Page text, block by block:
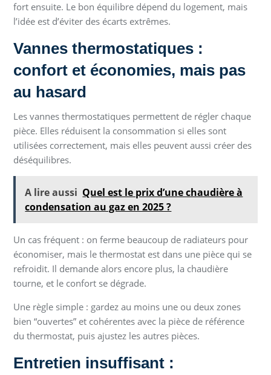
fort ensuite. Le bon équilibre dépend du logement, mais
l’idée est d’éviter des écarts extrêmes.
Vannes thermostatiques :
confort et économies, mais pas
au hasard
Les vannes thermostatiques permettent de régler chaque
pièce. Elles réduisent la consommation si elles sont
utilisées correctement, mais elles peuvent aussi créer des
déséquilibres.
A lire aussi Quel est le prix d’une chaudière à
condensation au gaz en 2025 ?
Un cas fréquent : on ferme beaucoup de radiateurs pour
économiser, mais le thermostat est dans une pièce qui se
refroidit. Il demande alors encore plus, la chaudière
tourne, et le confort se dégrade.
Une règle simple : gardez au moins une ou deux zones
bien “ouvertes” et cohérentes avec la pièce de référence
du thermostat, puis ajustez les autres pièces.
Entretien insuffisant :